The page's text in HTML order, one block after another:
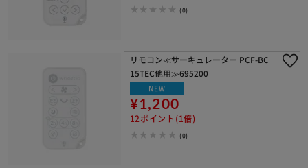
(0)
リモコン≪サーキュレーター PCF-BC
15TEC他用≫695200
NEW
¥1,200
12ポイント(1倍)
(0)